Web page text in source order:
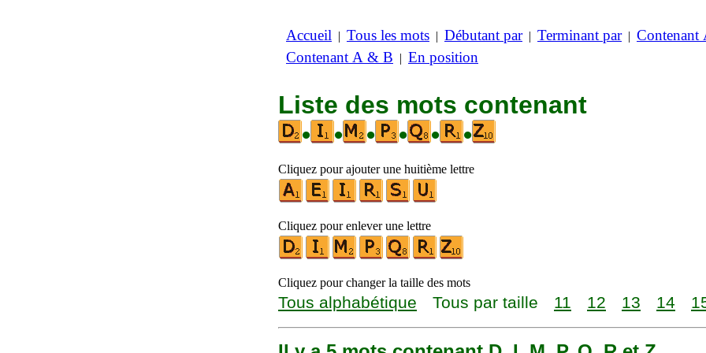
Accueil | Tous les mots | Débutant par| Terminant par| Contenant
Contenant A & B | En position
Liste des mots contenant
•
• • • • •
Cliquez pour ajouter une huitième lettre
Cliquez pour enlever une lettre
Cliquez pour changer la taille des mots
Tous alphabétique Tous par taille 11 12 13 14